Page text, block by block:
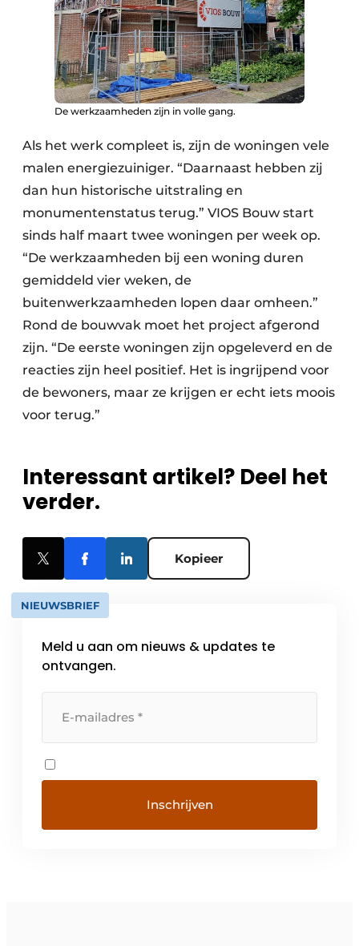
De werkzaamheden zijn in volle gang.
Als het werk compleet is, zijn de woningen vele
malen energiezuiniger. “Daarnaast hebben zij
dan hun historische uitstraling en
monumentenstatus terug.” VIOS Bouw start
sinds half maart twee woningen per week op.
“De werkzaamheden bij een woning duren
gemiddeld vier weken, de
buitenwerkzaamheden lopen daar omheen.”
Rond de bouwvak moet het project afgerond
zijn. “De eerste woningen zijn opgeleverd en de
reacties zijn heel positief. Het is ingrijpend voor
de bewoners, maar ze krijgen er echt iets moois
voor terug.”
Interessant artikel? Deel het
verder.
Kopieer
NIEUWSBRIEF
Meld u aan om nieuws & updates te
ontvangen.